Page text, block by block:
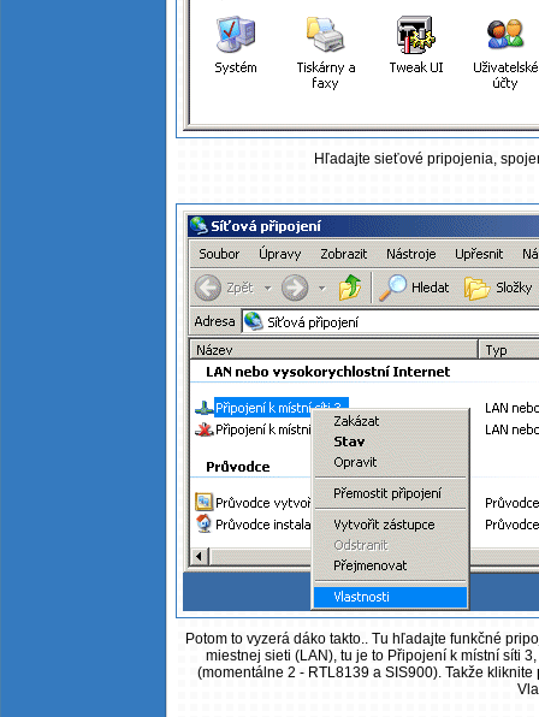
Hľadajte sieťové pripojenia,
Potom to vyzerá dáko takto.. Tu hľadajte funkčné
miestnej sieti (LAN), tu je to Připojení k místní síti
(momentálne 2 - RTL8139 a SIS900). Takže kliknite